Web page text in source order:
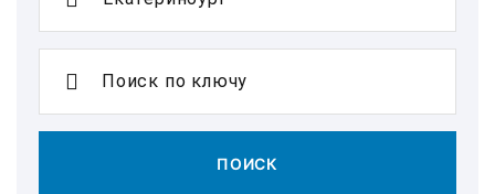
Поиск по ключу
ПОИСК